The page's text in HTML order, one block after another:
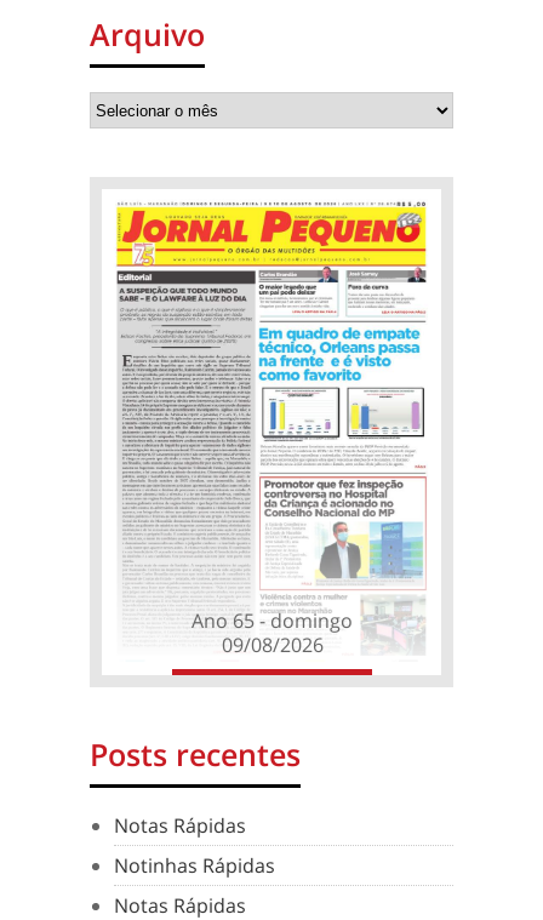
Arquivo
Ano 65 - domingo
09/08/2026
Posts recentes
Notas Rápidas
Notinhas Rápidas
Notas Rápidas